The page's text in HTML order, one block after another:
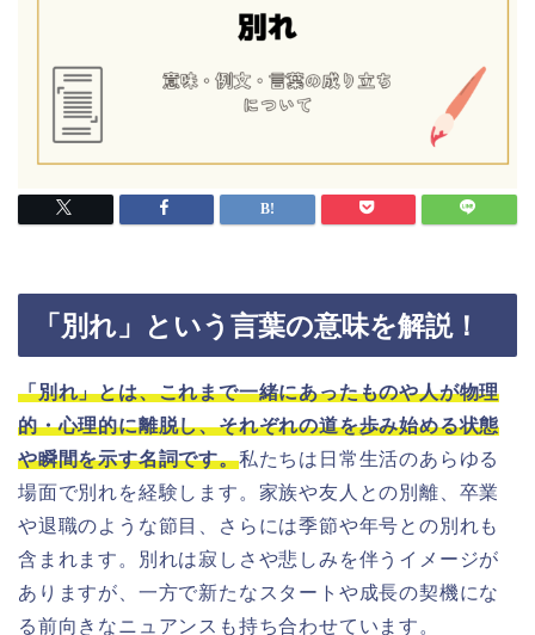
「別れ」という言葉の意味を解説！
「別れ」とは、これまで一緒にあったものや人が物理
的・心理的に離脱し、それぞれの道を歩み始める状態
や瞬間を示す名詞です。私たちは日常生活のあらゆる
場面で別れを経験します。家族や友人との別離、卒業
や退職のような節目、さらには季節や年号との別れも
含まれます。別れは寂しさや悲しみを伴うイメージが
ありますが、一方で新たなスタートや成長の契機にな
る前向きなニュアンスも持ち合わせています。